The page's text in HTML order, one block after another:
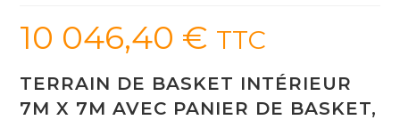
10 046,40 € TTC
TERRAIN DE BASKET INTÉRIEUR
7M X 7M AVEC PANIER DE BASKET,